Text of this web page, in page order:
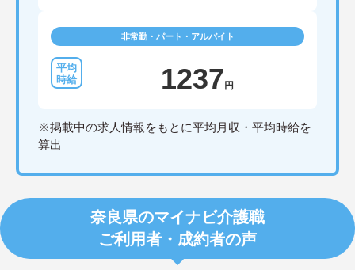
非常勤・パート・アルバイト
1237 円
※掲載中の求人情報をもとに平均月収・平均時給を
算出
奈良県のマイナビ介護職
ご利用者・成約者の声